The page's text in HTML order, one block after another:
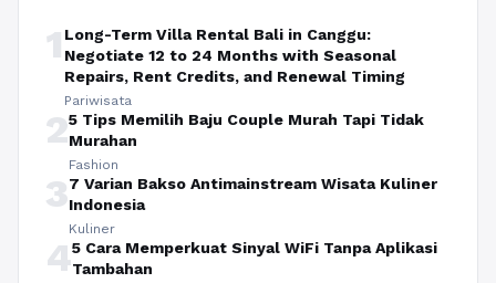
1 Long-Term Villa Rental Bali in Canggu:
Negotiate 12 to 24 Months with Seasonal
Repairs, Rent Credits, and Renewal Timing
Pariwisata
25 Tips Memilih Baju Couple Murah Tapi Tidak
Murahan
Fashion
37 Varian Bakso Antimainstream Wisata Kuliner
Indonesia
Kuliner
45 Cara Memperkuat Sinyal WiFi Tanpa Aplikasi
Tambahan